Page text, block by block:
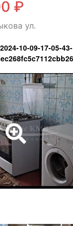
₽
ул.
10-09-17-05-43-